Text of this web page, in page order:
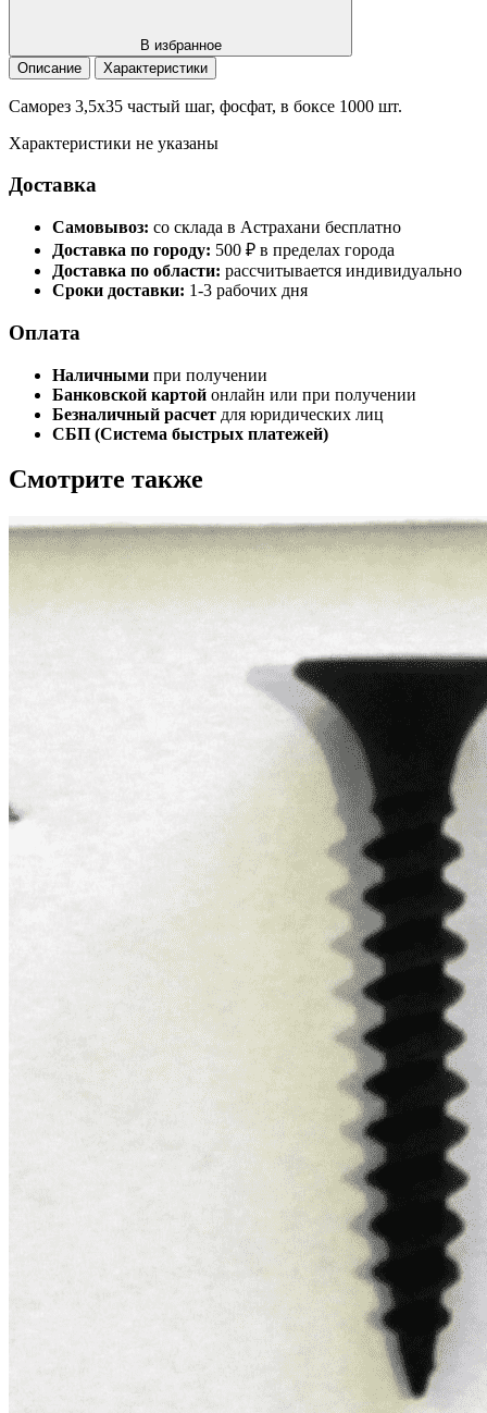
В избранное
Описание
Характеристики
Саморез 3,5х35 частый шаг, фосфат, в боксе 1000 шт.
Характеристики не указаны
Доставка
Самовывоз: со склада в Астрахани бесплатно
Доставка по городу: 500 ₽ в пределах города
Доставка по области: рассчитывается индивидуально
Сроки доставки: 1-3 рабочих дня
Оплата
Наличными при получении
Банковской картой онлайн или при получении
Безналичный расчет для юридических лиц
СБП (Система быстрых платежей)
Смотрите также